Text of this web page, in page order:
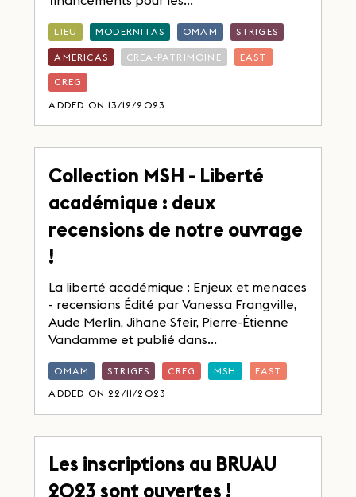
LIEU MODERNITAS OMAM STRIGES
AMERICAS CREA-PATRIMOINE EAST
CREG
ADDED ON 13/12/2023
Collection MSH - Liberté
académique : deux
recensions de notre ouvrage
!
La liberté académique : Enjeux et menaces
- recensions Édité par Vanessa Frangville,
Aude Merlin, Jihane Sfeir, Pierre-Étienne
Vandamme et publié dans...
OMAM STRIGES CREG MSH
EAST
ADDED ON 22/11/2023
Les inscriptions au BRUAU
2023 sont ouvertes !